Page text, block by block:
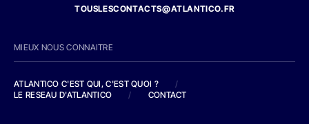
TOUSLESCONTACTS@ATLANTICO.FR
MIEUX NOUS CONNAITRE
ATLANTICO C'EST QUI, C'EST QUOI ?
/
LE RESEAU D'ATLANTICO
/ CONTACT